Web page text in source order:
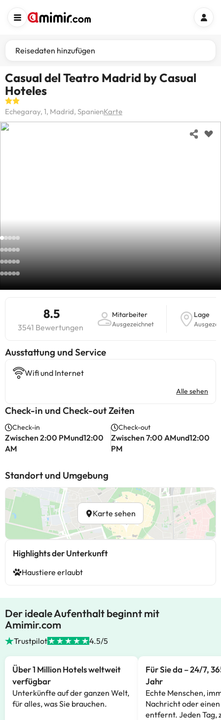
Reisedaten hinzufügen
Casual del Teatro Madrid by Casual
Hoteles
Echegaray, 1, Madrid, SpanienKarte
8.5
3541 Bewertungen
Mitarbeiter
Ausgezeichnet
Lage
​Ausstattung und Service
Wifi und Internet
Alle sehen
Check-in und Check-out Zeiten
Check-in
Zwischen 2:00 PMund12:00
AM
Check-out
Zwischen 7:00 AMund12:00
PM
Standort und Umgebung
Karte sehen
Highlights der Unterkunft
Haustiere erlaubt
Der ideale Aufenthalt beginnt mit
Amimir.com
Trustpilot 4.5/5
Über 1 Million Hotels weltweit
verfügbar
Unterkünfte auf der ganzen Welt,
für alles, was Sie brauchen.
Für Sie da – 24/7,
Jahr
Echte Menschen,
Nachricht oder
entfernt. Jeden Tag,